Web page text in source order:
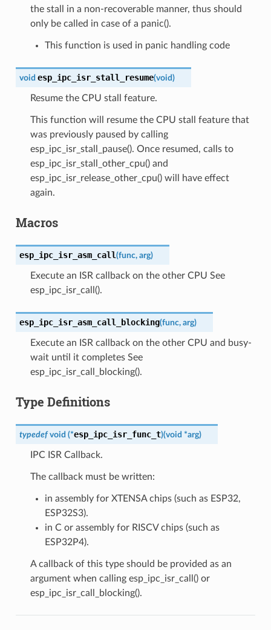
the stall in a non-recoverable manner, thus should
only be called in case of a panic().
This function is used in panic handling code
void esp_ipc_isr_stall_resume(void)
Resume the CPU stall feature.
This function will resume the CPU stall feature that
was previously paused by calling
esp_ipc_isr_stall_pause(). Once resumed, calls to
esp_ipc_isr_stall_other_cpu() and
esp_ipc_isr_release_other_cpu() will have effect
again.
Macros
esp_ipc_isr_asm_call(func, arg)
Execute an ISR callback on the other CPU See
esp_ipc_isr_call().
esp_ipc_isr_asm_call_blocking(func, arg)
Execute an ISR callback on the other CPU and busy-
wait until it completes See
esp_ipc_isr_call_blocking().
Type Definitions
typedef void (*esp_ipc_isr_func_t)(void *arg)
IPC ISR Callback.
The callback must be written:
in assembly for XTENSA chips (such as ESP32,
ESP32S3).
in C or assembly for RISCV chips (such as
ESP32P4).
A callback of this type should be provided as an
argument when calling esp_ipc_isr_call() or
esp_ipc_isr_call_blocking().